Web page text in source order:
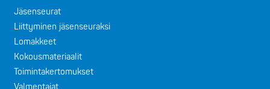
Jäsenseurat
Liittyminen jäsenseuraksi
Lomakkeet
Kokousmateriaalit
Toimintakertomukset